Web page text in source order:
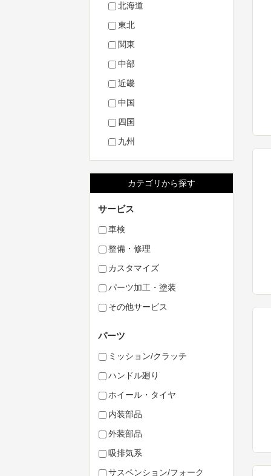
北海道
東北
関東
中部
近畿
中国
四国
九州
カテゴリから探す
サービス
車検
整備・修理
カスタマイズ
パーツ加工・塗装
その他サービス
パーツ
ミッション/クラッチ
ハンドル廻り
ホイール・タイヤ
内装部品
外装部品
吸排気系
サスペンション/フォーク